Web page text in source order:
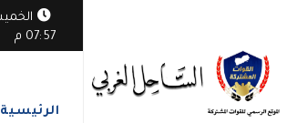
07:57 م
الرئيسية